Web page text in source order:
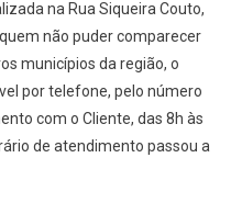
na Rua Siqueira Couto,
não puder comparecer
municípios da região, o
por telefone, pelo número
com o Cliente, das 8h às
de atendimento passou a